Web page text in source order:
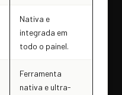
Nativa e
integrada em
todo o painel.
Ferramenta
nativa e ultra-